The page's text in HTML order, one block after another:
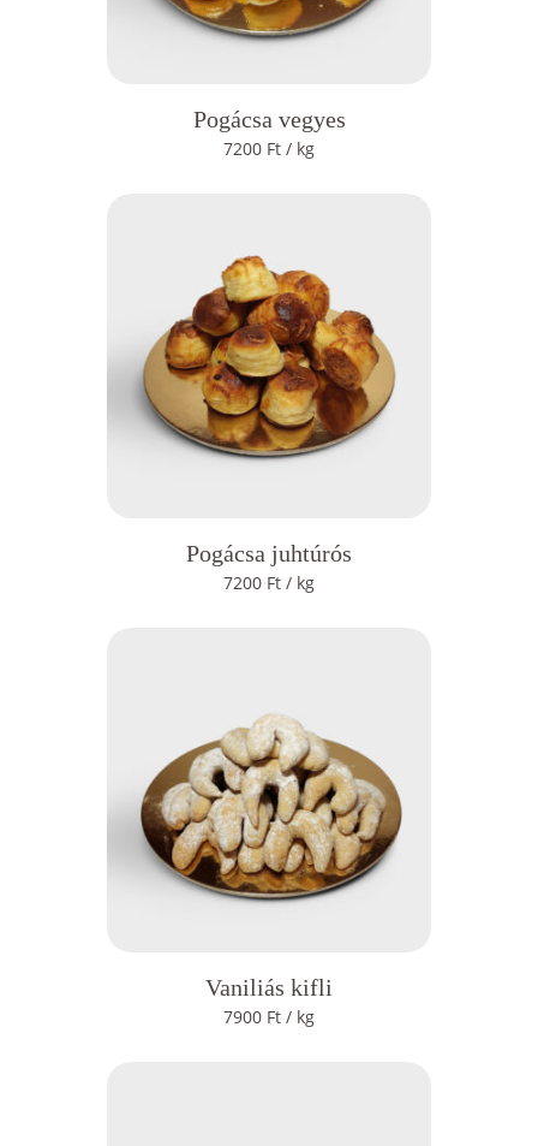
Pogácsa vegyes
7200 Ft / kg
Pogácsa juhtúrós
7200 Ft / kg
Vaniliás kifli
7900 Ft / kg